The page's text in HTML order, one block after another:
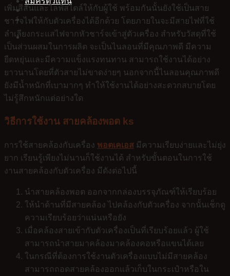
เพิ่มสีสันและไลฟ์สไตล์ให้กับผู้ใช้ พร้อมกันนั้นยังใช้เป็นสาย
ชาร์จไฟให้กับตัวเครื่องได้อีกด้วย โดยภายในจะมีสายไฟที่ใช้
ลำเลียงกระแสไฟจากหัวชาร์จเข้าสู่ตัวเครื่อง สำหรับวัสดุที่ใช้
เป็นส่วนผสมในการผลิต จะเป็นไนลอนที่มีคุณภาพดี มีความ
ยืดหยุ่นและมีความแข็งแรงทนทาน สามารถใช้งานได้อย่าง
ยาวนานโดยที่ตัวสายไม่ขาดง่ายๆ นอกจากนี้ไนลอนคุณภาพดี
ยังมีน้ำหนักที่เบามากๆ ทำให้ใช้งานได้อย่างสะดวกสบายโดย
ไม่รู้สึกหนักแต่อย่างใด
วิธีการใช้งาน สายคล้องพอต ks
การใช้สายคล้องกับเครื่อง พอตเคเอส มีความเรียบง่ายและไม่ยุ่ง
ยาก เรียนรู้เพียงไม่นานก็ใช้งานได้ สำหรับขั้นตอนในการใช้
งานสายคล้องกับตัวเครื่อง มีดังต่อไปนี้
นำสายคล้องพอต ออกจากกล่องบรรจุภัณฑ์ให้เรียบร้อย
ให้นำด้านที่มีสายคล้อง ไปคล้องกับตัวเครื่อง จากนั้นเช็กดู
ความเรียบร้อยว่าแน่นหรือยัง
เมื่อคล้องสายเข้ากับตัวเครื่องเป็นที่เรียบร้อยแล้ว ผู้ใช้
สามารถนำสายมาคล้องมาคล้องคอหรือแขนได้เลย
ในกรณีที่ต้องการใช้งานตัวเครื่องแบบไม่มีสายคล้อง
สามารถถอดสายคล้องออกแล้วเก็บในกระเป๋าหรือใน